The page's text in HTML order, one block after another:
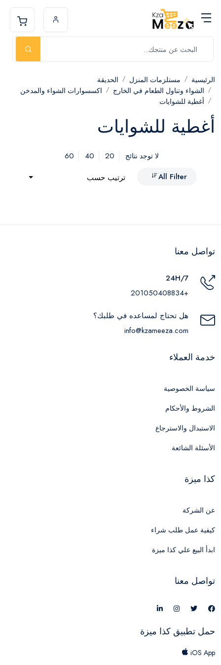
الرئيسية مستلزمات المنزل
الحديقة
الشواء وتناول الطعام في الخارج
اكسسوارات الشواء والمدخن
أغطية للشوايات
أغطية للشوايات
لا توجد نتائج 20
40
60
All Filter
ترتيب حسب
تواصل معنا
24H/7
+201050408834
هل تحتاج لمساعده في طلبك؟
info@kzameeza.com
خدمة العملاء
سياسة الخصوصية
الشروط والأحكام
الاستبدال والاسترجاع
الأسئلة الشائعة
كذا ميزة
عن الشركة
كيفية عمل طلب شراء
ابدأ البيع علي كذا ميزة
تواصل معنا
حمل تطبيق كذا ميزة
iOS App